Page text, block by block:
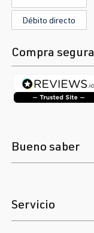
Débito directo
Compra segura
Bueno saber
Servicio